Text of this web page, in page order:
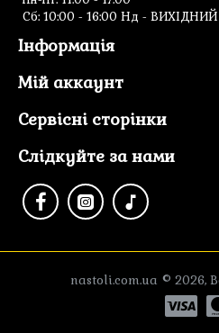
Cб: 10:00 - 16:00 Нд - ВИХІДНИЙ
Інформація
Мій аккаунт
Сервісні сторінки
Слідкуйте за нами
nastoli.com.ua © 2026,